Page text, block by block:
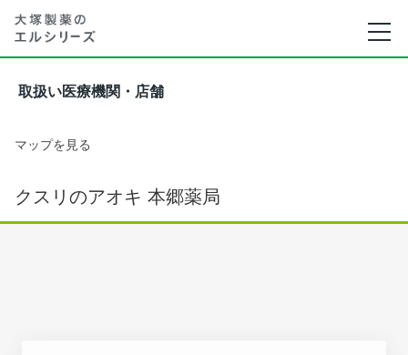
取扱い医療機関・店舗
マップを見る
クスリのアオキ 本郷薬局